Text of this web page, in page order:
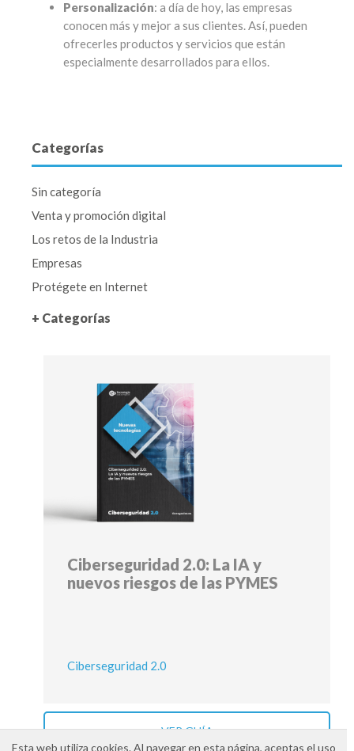
Personalización: a día de hoy, las empresas
conocen más y mejor a sus clientes. Así, pueden
ofrecerles productos y servicios que están
especialmente desarrollados para ellos.
Categorías
Sin categoría
Venta y promoción digital
Los retos de la Industria
Empresas
Protégete en Internet
+ Categorías
Ciberseguridad 2.0: La IA y
nuevos riesgos de las PYMES
Ciberseguridad 2.0
VER GUÍA
Esta web utiliza cookies. Al navegar en esta página, aceptas el uso